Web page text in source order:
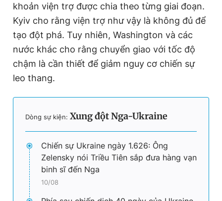
khoản viện trợ được chia theo từng giai đoạn.
Kyiv cho rằng viện trợ như vậy là không đủ để
tạo đột phá. Tuy nhiên, Washington và các
nước khác cho rằng chuyển giao với tốc độ
chậm là cần thiết để giảm nguy cơ chiến sự
leo thang.
Dòng sự kiện: Xung đột Nga-Ukraine
Chiến sự Ukraine ngày 1.626: Ông
Zelensky nói Triều Tiên sắp đưa hàng vạn
binh sĩ đến Nga
10/08